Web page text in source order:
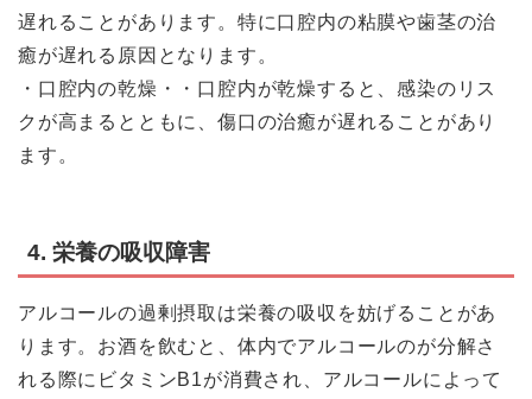
遅れることがあります。特に口腔内の粘膜や歯茎の治
癒が遅れる原因となります。
・口腔内の乾燥・・口腔内が乾燥すると、感染のリス
クが高まるとともに、傷口の治癒が遅れることがあり
ます。
4. 栄養の吸収障害
アルコールの過剰摂取は栄養の吸収を妨げることがあ
ります。お酒を飲むと、体内でアルコールのが分解さ
れる際にビタミンB1が消費され、アルコールによって